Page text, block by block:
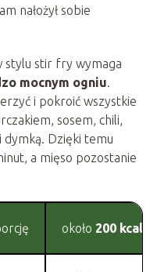
nałożył sobie
stylu stir fry wymaga
mocnym ogniu.
i pokroić wszystkie
sosem, chili,
Dzięki temu
a mięso pozostanie
około 200 kcal